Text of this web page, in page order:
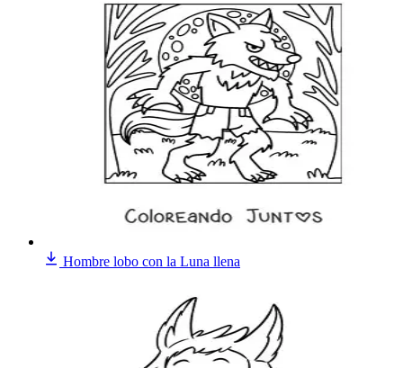
Hombre lobo con la Luna llena